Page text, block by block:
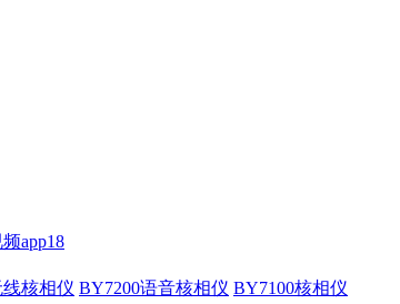
app18
核相仪 BY7200语音核相仪 BY7100核相仪